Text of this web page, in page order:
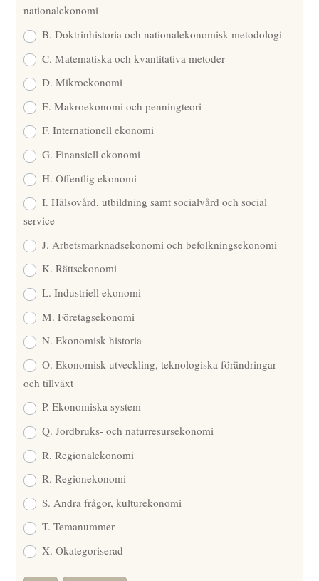
nationalekonomi
B. Doktrinhistoria och nationalekonomisk metodologi
C. Matematiska och kvantitativa metoder
D. Mikroekonomi
E. Makroekonomi och penningteori
F. Internationell ekonomi
G. Finansiell ekonomi
H. Offentlig ekonomi
I. Hälsovård, utbildning samt socialvård och social
service
J. Arbetsmarknadsekonomi och befolkningsekonomi
K. Rättsekonomi
L. Industriell ekonomi
M. Företagsekonomi
N. Ekonomisk historia
O. Ekonomisk utveckling, teknologiska förändringar
och tillväxt
P. Ekonomiska system
Q. Jordbruks- och naturresursekonomi
R. Regionalekonomi
R. Regionekonomi
S. Andra frågor, kulturekonomi
T. Temanummer
X. Okategoriserad